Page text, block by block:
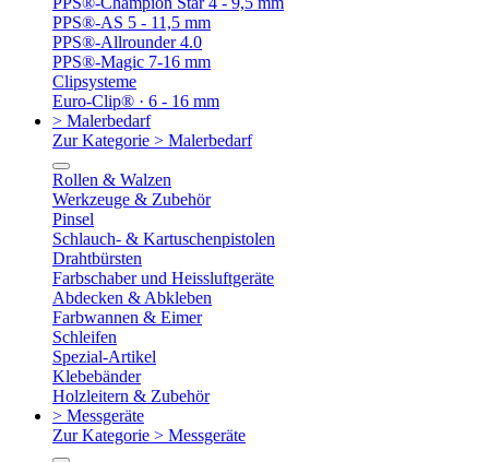
PPS®-AS 5 - 11,5 mm
PPS®-Allrounder 4.0
PPS®-Magic 7-16 mm
Clipsysteme
Euro-Clip® · 6 - 16 mm
> Malerbedarf
Zur Kategorie > Malerbedarf
Rollen & Walzen
Werkzeuge & Zubehör
Pinsel
Schlauch- & Kartuschenpistolen
Drahtbürsten
Farbschaber und Heissluftgeräte
Abdecken & Abkleben
Farbwannen & Eimer
Schleifen
Spezial-Artikel
Klebebänder
Holzleitern & Zubehör
> Messgeräte
Zur Kategorie > Messgeräte